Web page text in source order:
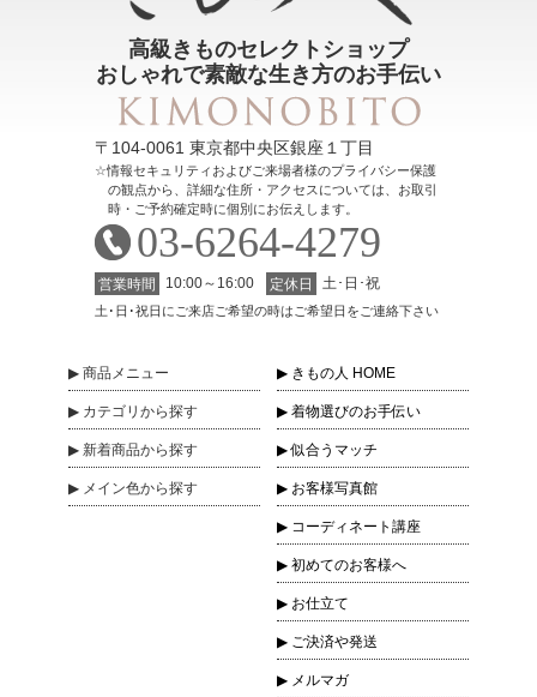
高級きものセレクトショップ
おしゃれで素敵な生き方のお手伝い
〒104-0061 東京都中央区銀座１丁目
情報セキュリティおよびご来場者様のプライバシー保護
の観点から、詳細な住所・アクセスについては、お取引
時・ご予約確定時に個別にお伝えします。
03-6264-4279
営業時間 10:00～16:00 定休日 土･日･祝
土･日･祝日にご来店ご希望の時はご希望日をご連絡下さい
商品 メニュー
カテゴリ から探す
新着商品から探す
メイン色から探す
きもの人 HOME
着物選びのお手伝い
似合うマッチ
お客様写真館
コーディネート講座
初めてのお客様へ
お仕立て
ご決済や発送
メルマガ